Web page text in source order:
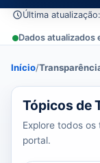
Última
Dados atualizados
Início/
39 tópicos
Tópicos de
Explore todos
portal.